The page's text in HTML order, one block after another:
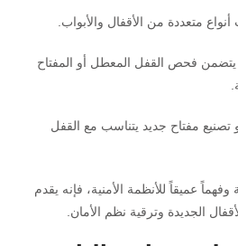
متعددة من الأقفال والأبواب.
يتضمن فحص القفل المعطل أو المفتاح
تصنيع مفتاح جديد يتناسب مع القفل
عميقاً للأنظمة الأمنية، فإنه يقدم
الجديدة وترقية نظم الأمان.